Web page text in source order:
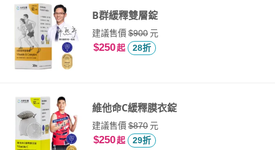
B群緩釋雙層錠
建議售價$900元
$250起 28折
維他命C緩釋膜衣錠
建議售價$870元
$250起 29折